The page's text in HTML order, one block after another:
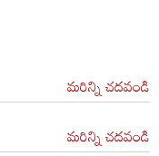
మరిన్ని చదవండి
మరిన్ని చదవండి